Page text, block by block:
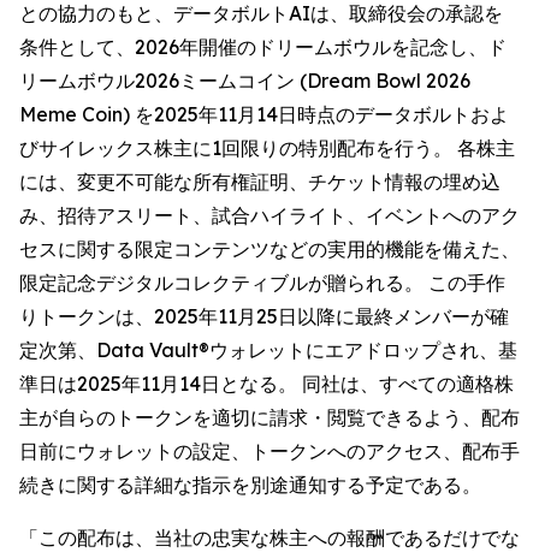
との協力のもと、データボルトAIは、取締役会の承認を
条件として、2026年開催のドリームボウルを記念し、ド
リームボウル2026ミームコイン (Dream Bowl 2026
Meme Coin) を2025年11月14日時点のデータボルトおよ
びサイレックス株主に1回限りの特別配布を行う。 各株主
には、変更不可能な所有権証明、チケット情報の埋め込
み、招待アスリート、試合ハイライト、イベントへのアク
セスに関する限定コンテンツなどの実用的機能を備えた、
限定記念デジタルコレクティブルが贈られる。 この手作
りトークンは、2025年11月25日以降に最終メンバーが確
定次第、Data Vault®ウォレットにエアドロップされ、基
準日は2025年11月14日となる。 同社は、すべての適格株
主が自らのトークンを適切に請求・閲覧できるよう、配布
日前にウォレットの設定、トークンへのアクセス、配布手
続きに関する詳細な指示を別途通知する予定である。
「この配布は、当社の忠実な株主への報酬であるだけでな